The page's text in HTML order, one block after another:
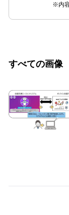
※内
すべての画像